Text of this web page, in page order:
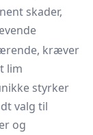
skader,
kræver
lim
styrker
valg til
og